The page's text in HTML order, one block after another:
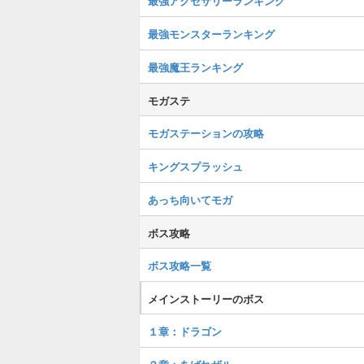
最強モンスターランキング
最強魔王ランキング
モガステ
モガステーションの攻略
キングスプラッシュ
あっち向いてモガ
ボス攻略
ボス攻略一覧
メインストーリーのボス
１章：ドラゴン